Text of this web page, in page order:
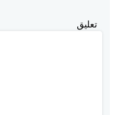
تعليق